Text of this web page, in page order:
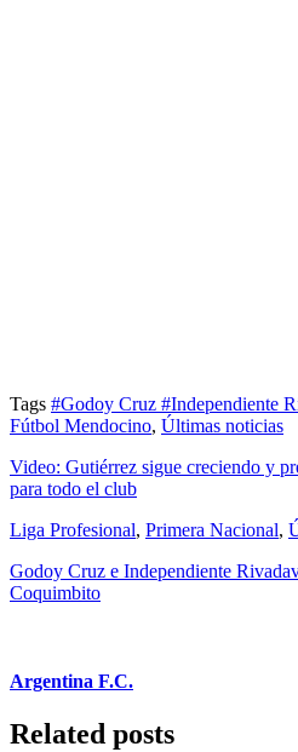
Tags #Godoy Cruz #Independiente
Fútbol Mendocino, Últimas noticias
Video: Gutiérrez sigue creciendo y
para todo el club
Liga Profesional, Primera Nacional,
Godoy Cruz e Independiente
Coquimbito
Argentina F.C.
Related posts